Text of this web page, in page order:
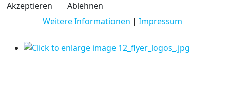
Akzeptieren
Ablehnen
Weitere Informationen | Impressum